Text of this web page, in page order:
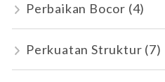
Perbaikan Bocor (4)
Perkuatan Struktur (7)